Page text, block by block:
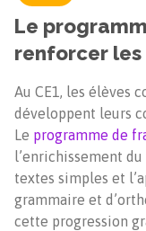
Le
renforcer les
Au CE1, les élèves
développent leurs
Le programme de
l’enrichissement
textes simples et
grammaire et
cette progression